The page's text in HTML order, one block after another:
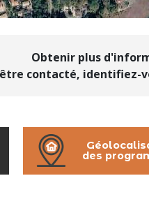
Obtenir plus
contacté, identifiez-
des